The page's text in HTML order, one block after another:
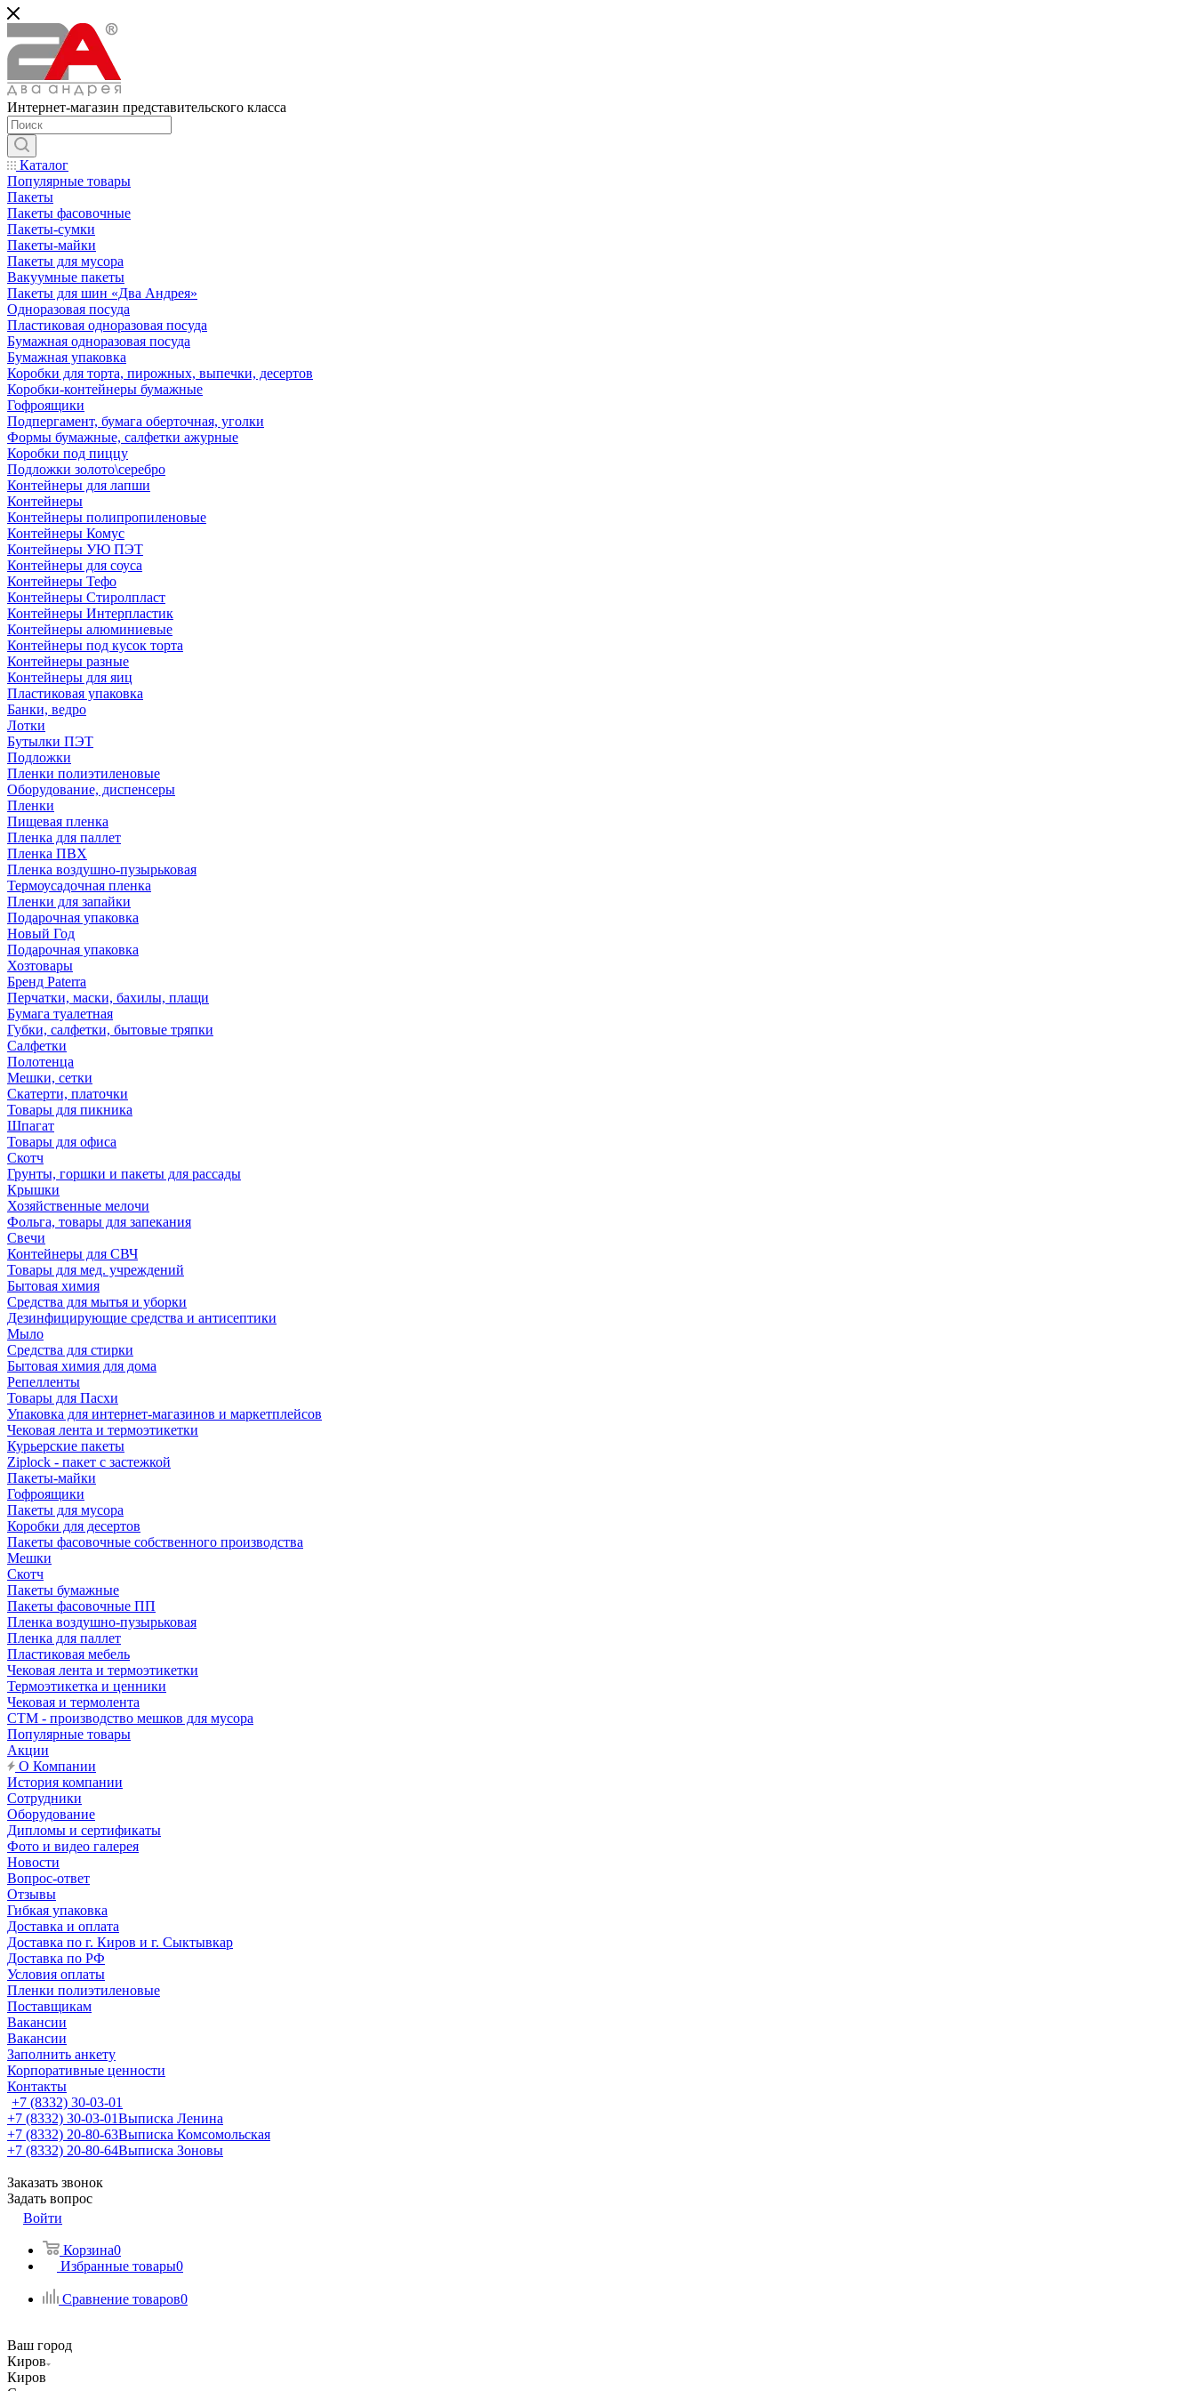
Интернет-магазин представительского класса
Каталог
Популярные товары
Пакеты
Пакеты фасовочные
Пакеты-сумки
Пакеты-майки
Пакеты для мусора
Вакуумные пакеты
Пакеты для шин «Два Андрея»
Одноразовая посуда
Пластиковая одноразовая посуда
Бумажная одноразовая посуда
Бумажная упаковка
Коробки для торта, пирожных, выпечки, десертов
Коробки-контейнеры бумажные
Гофроящики
Подпергамент, бумага оберточная, уголки
Формы бумажные, салфетки ажурные
Коробки под пиццу
Подложки золото\серебро
Контейнеры для лапши
Контейнеры
Контейнеры полипропиленовые
Контейнеры Комус
Контейнеры УЮ ПЭТ
Контейнеры для соуса
Контейнеры Тефо
Контейнеры Стиролпласт
Контейнеры Интерпластик
Контейнеры алюминиевые
Контейнеры под кусок торта
Контейнеры разные
Контейнеры для яиц
Пластиковая упаковка
Банки, ведро
Лотки
Бутылки ПЭТ
Подложки
Пленки полиэтиленовые
Оборудование, диспенсеры
Пленки
Пищевая пленка
Пленка для паллет
Пленка ПВХ
Пленка воздушно-пузырьковая
Термоусадочная пленка
Пленки для запайки
Подарочная упаковка
Новый Год
Подарочная упаковка
Хозтовары
Бренд Paterra
Перчатки, маски, бахилы, плащи
Бумага туалетная
Губки, салфетки, бытовые тряпки
Салфетки
Полотенца
Мешки, сетки
Скатерти, платочки
Товары для пикника
Шпагат
Товары для офиса
Скотч
Грунты, горшки и пакеты для рассады
Крышки
Хозяйственные мелочи
Фольга, товары для запекания
Свечи
Контейнеры для СВЧ
Товары для мед. учреждений
Бытовая химия
Средства для мытья и уборки
Дезинфицирующие средства и антисептики
Мыло
Средства для стирки
Бытовая химия для дома
Репелленты
Товары для Пасхи
Упаковка для интернет-магазинов и маркетплейсов
Чековая лента и термоэтикетки
Курьерские пакеты
Ziplock - пакет с застежкой
Пакеты-майки
Гофроящики
Пакеты для мусора
Коробки для десертов
Пакеты фасовочные собственного производства
Мешки
Скотч
Пакеты бумажные
Пакеты фасовочные ПП
Пленка воздушно-пузырьковая
Пленка для паллет
Пластиковая мебель
Чековая лента и термоэтикетки
Термоэтикетка и ценники
Чековая и термолента
СТМ - производство мешков для мусора
Популярные товары
Акции
О Компании
История компании
Сотрудники
Оборудование
Дипломы и сертификаты
Фото и видео галерея
Новости
Вопрос-ответ
Отзывы
Гибкая упаковка
Доставка и оплата
Доставка по г. Киров и г. Сыктывкар
Доставка по РФ
Условия оплаты
Пленки полиэтиленовые
Поставщикам
Вакансии
Вакансии
Заполнить анкету
Корпоративные ценности
Контакты
+7 (8332) 30-03-01
+7 (8332) 30-03-01Выписка Ленина
+7 (8332) 20-80-63Выписка Комсомольская
+7 (8332) 20-80-64Выписка Зоновы
Заказать звонок
Задать вопрос
Войти
Корзина0
Избранные товары0
Сравнение товаров0
Ваш город
Киров
Киров